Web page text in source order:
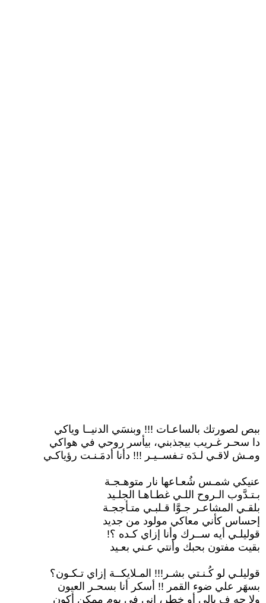
ببص لصورتك بالساعـات !!! وبنسَي الدنيــا وياكي
دا سحـر غـريب بيجذبني، بيأسر روحي في هواكي
ومـش لاقـي لـدَه تـفســيـر !!! دأنا أدمَـنـت رؤياكـي
عنيكي شمـس شُعـاعها نار متوهـجـة
بـتـدَّوب الـروح اللـي غطـاهـا الجلـيد
بلقـي المشاعـر جـوَّا قـلبـي متـأججـة
إحساس كأني معاكي مولود من جديد
قوليلـي أيه ســرك وأنا إزاي كـده ؟!
بقيت مفتون بحبك وأنتي عـني بعـيد
قوليلـي لو كُـنـتي بشـر!!! المـلايكــة إزاي تـكـون؟
بسهَر علي ضوء القمر !! أسكر أنا بسحـر العيون
ولا جه ف بالي أو خطر، إني في يوم ممكن أكون